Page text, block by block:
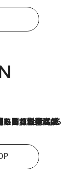
る影響はいつまで続く？《エネルギー専門家に聞く“どうなる日本の暮らし”》